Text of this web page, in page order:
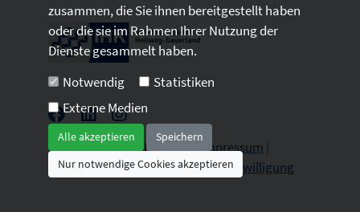
2026 © All Rights Reserved.Impressum
Datenschutz|Sitemap|Cookie-Einwilligung
zusammen, die Sie ihnen bereitgestellt haben
oder die sie im Rahmen Ihrer Nutzung der
Dienste gesammelt haben.
Notwendig
Statistiken
Externe Medien
Alle akzeptieren
Speichern
Nur notwendige Cookies akzeptieren